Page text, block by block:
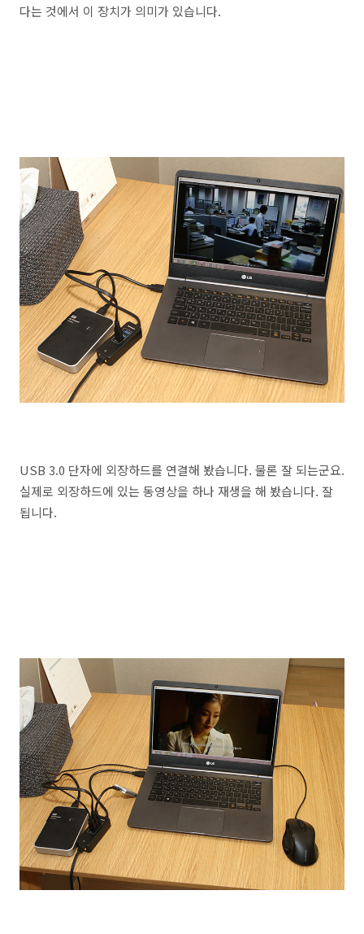
다는 것에서 이 장치가 의미가 있습니다.
USB 3.0 단자에 외장하드를 연결해 봤습니다. 물론 잘 되는군요.
실제로 외장하드에 있는 동영상을 하나 재생을 해 봤습니다. 잘
됩니다.